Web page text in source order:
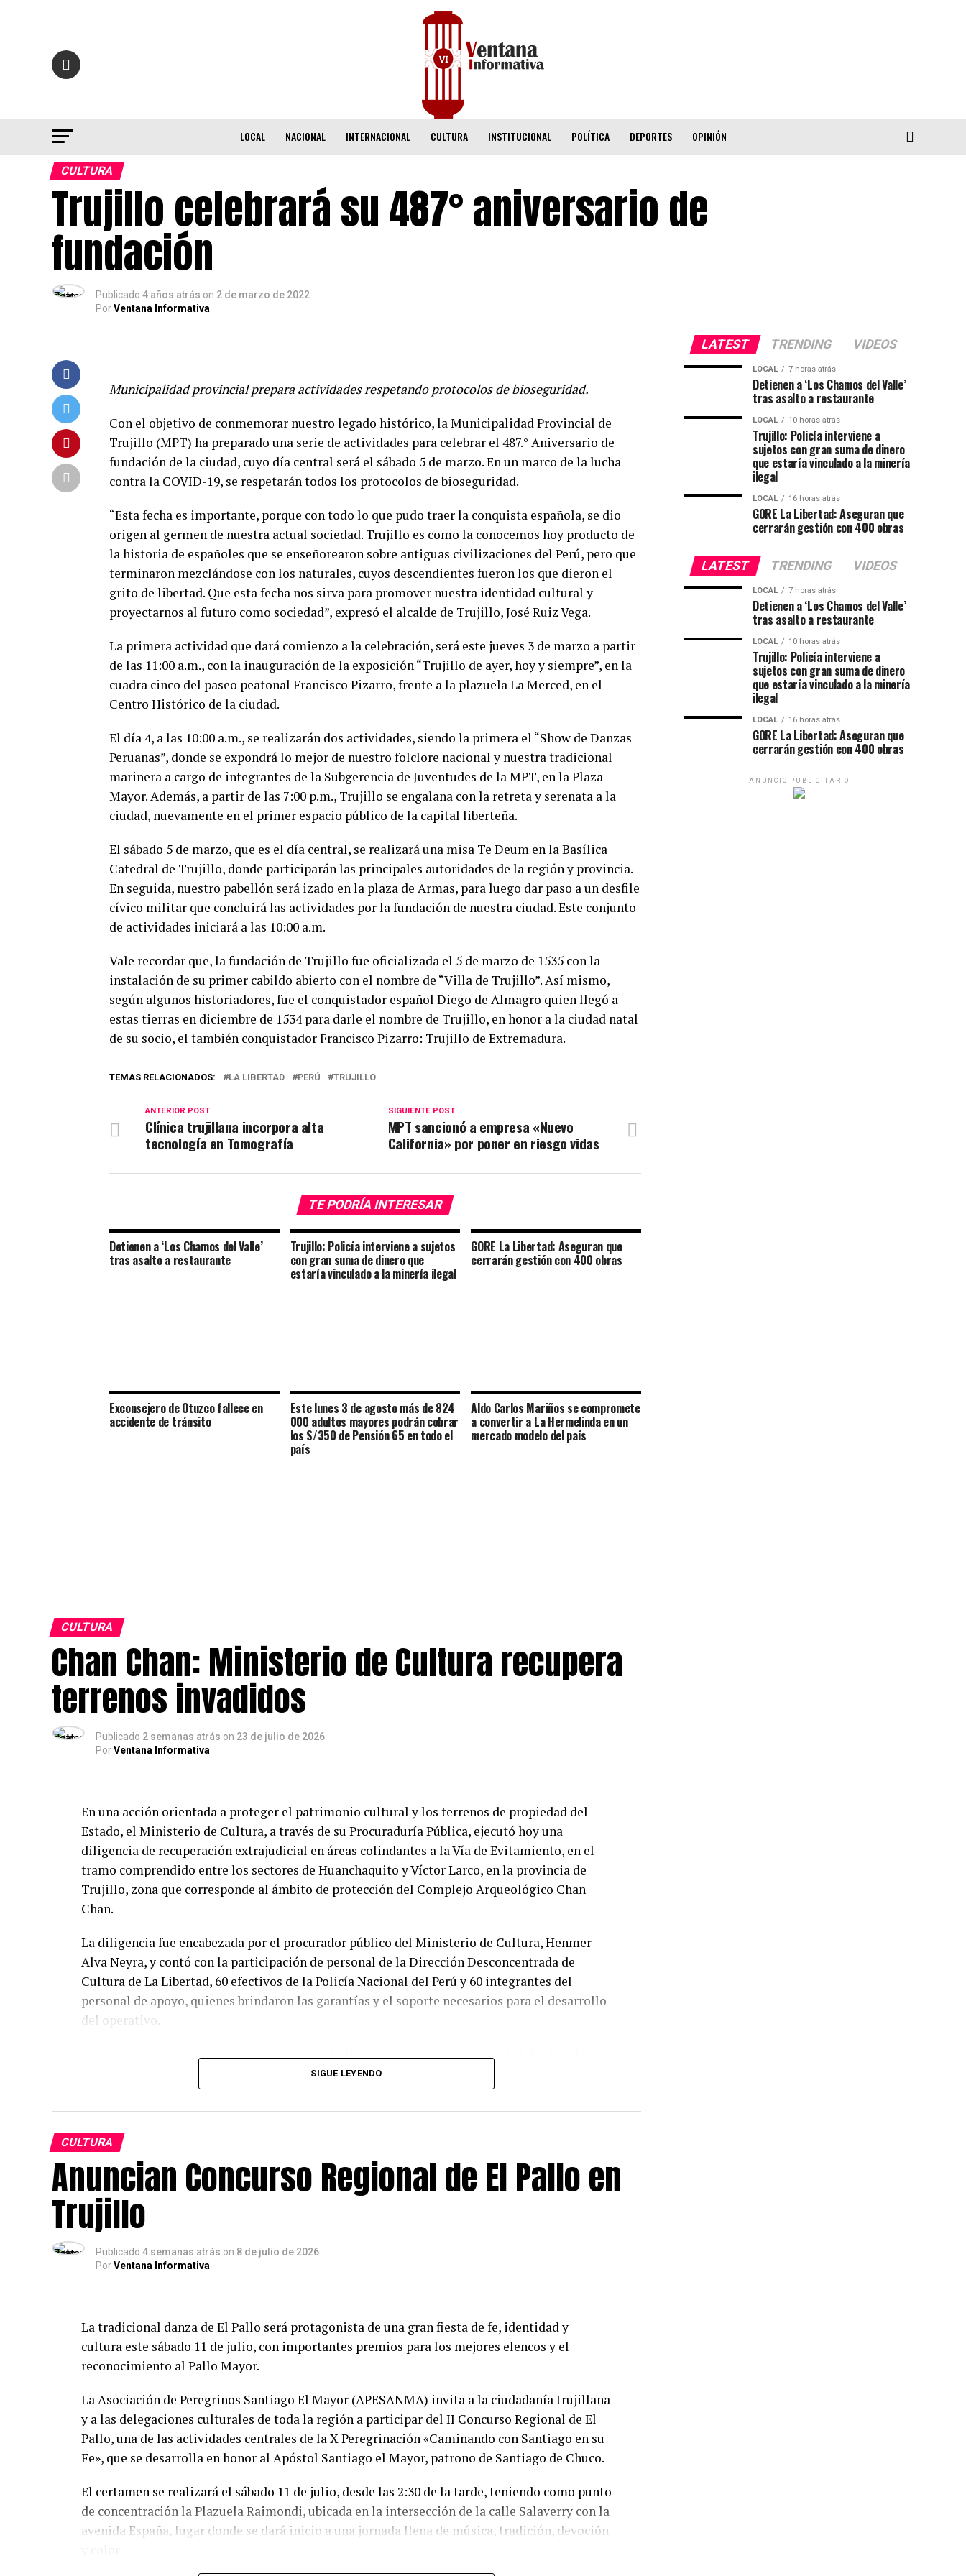
LOCAL NACIONAL INTERNACIONAL CULTURA INSTITUCIONAL POLÍTICA DEPORTES OPINIÓN
CULTURA
Trujillo celebrará su 487° aniversario de
fundación
Publicado 4 años atrás on 2 de marzo de 2022
PorVentana Informativa
Municipalidad provincial prepara actividades respetando protocolos de bioseguridad.
Con el objetivo de conmemorar nuestro legado histórico, la Municipalidad Provincial de
Trujillo (MPT) ha preparado una serie de actividades para celebrar el 487.° Aniversario de
fundación de la ciudad, cuyo día central será el sábado 5 de marzo. En un marco de la lucha
contra la COVID-19, se respetarán todos los protocolos de bioseguridad.
“Esta fecha es importante, porque con todo lo que pudo traer la conquista española, se dio
origen al germen de nuestra actual sociedad. Trujillo es como la conocemos hoy producto de
la historia de españoles que se enseñorearon sobre antiguas civilizaciones del Perú, pero que
terminaron mezclándose con los naturales, cuyos descendientes fueron los que dieron el
grito de libertad. Que esta fecha nos sirva para promover nuestra identidad cultural y
proyectarnos al futuro como sociedad”, expresó el alcalde de Trujillo, José Ruiz Vega.
La primera actividad que dará comienzo a la celebración, será este jueves 3 de marzo a partir
de las 11:00 a.m., con la inauguración de la exposición “Trujillo de ayer, hoy y siempre”, en la
cuadra cinco del paseo peatonal Francisco Pizarro, frente a la plazuela La Merced, en el
Centro Histórico de la ciudad.
El día 4, a las 10:00 a.m., se realizarán dos actividades, siendo la primera el “Show de Danzas
Peruanas”, donde se expondrá lo mejor de nuestro folclore nacional y nuestra tradicional
marinera a cargo de integrantes de la Subgerencia de Juventudes de la MPT, en la Plaza
Mayor. Además, a partir de las 7:00 p.m., Trujillo se engalana con la retreta y serenata a la
ciudad, nuevamente en el primer espacio público de la capital liberteña.
El sábado 5 de marzo, que es el día central, se realizará una misa Te Deum en la Basílica
Catedral de Trujillo, donde participarán las principales autoridades de la región y provincia.
En seguida, nuestro pabellón será izado en la plaza de Armas, para luego dar paso a un desfile
cívico militar que concluirá las actividades por la fundación de nuestra ciudad. Este conjunto
de actividades iniciará a las 10:00 a.m.
Vale recordar que, la fundación de Trujillo fue oficializada el 5 de marzo de 1535 con la
instalación de su primer cabildo abierto con el nombre de “Villa de Trujillo”. Así mismo,
según algunos historiadores, fue el conquistador español Diego de Almagro quien llegó a
estas tierras en diciembre de 1534 para darle el nombre de Trujillo, en honor a la ciudad natal
de su socio, el también conquistador Francisco Pizarro: Trujillo de Extremadura.
TEMAS RELACIONADOS: LA LIBERTAD PERÚ TRUJILLO
SIGUIENTE POST
MPT sancionó a empresa «Nuevo
California» por poner en riesgo vidas
ANTERIOR POST
Clínica trujillana incorpora alta
tecnología en Tomografía
TE PODRÍA INTERESAR
Detienen a ‘Los Chamos del Valle’
tras asalto a restaurante
Trujillo: Policía interviene a sujetos
con gran suma de dinero que
estaría vinculado a la minería ilegal
GORE La Libertad: Aseguran que
cerrarán gestión con 400 obras
Exconsejero de Otuzco fallece en
accidente de tránsito
Este lunes 3 de agosto más de 824
000 adultos mayores podrán cobrar
los S/350 de Pensión 65 en todo el
país
Aldo Carlos Mariños se compromete
a convertir a La Hermelinda en un
mercado modelo del país
CULTURA
Chan Chan: Ministerio de Cultura recupera
terrenos invadidos
Publicado 2 semanas atrás on 23 de julio de 2026
PorVentana Informativa
En una acción orientada a proteger el patrimonio cultural y los terrenos de propiedad del
Estado, el Ministerio de Cultura, a través de su Procuraduría Pública, ejecutó hoy una
diligencia de recuperación extrajudicial en áreas colindantes a la Vía de Evitamiento, en el
tramo comprendido entre los sectores de Huanchaquito y Víctor Larco, en la provincia de
Trujillo, zona que corresponde al ámbito de protección del Complejo Arqueológico Chan
Chan.
La diligencia fue encabezada por el procurador público del Ministerio de Cultura, Henmer
Alva Neyra, y contó con la participación de personal de la Dirección Desconcentrada de
Cultura de La Libertad, 60 efectivos de la Policía Nacional del Perú y 60 integrantes del
personal de apoyo, quienes brindaron las garantías y el soporte necesarios para el desarrollo
del operativo.
Durante el operativo se constató la ocupación ilegal de terrenos de propiedad del Estado
ubicados dentro del perímetro de protección del Complejo Arqueológico Chan Chan. En el
área intervenida se encontraron estructuras precarias y elementos utilizados para delimitar
las ocupaciones, como palos, mantas, cercos y acumulación de desmonte, además de terrenos
destinados principalmente al cultivo de productos agrícolas como zapallo y tomate.
La diligencia permitió recuperar una franja de terrenos de más de 8 kilómetros, ubicada a
ambos lados de la Vía de Evitamiento, que venía siendo ocupada de manera irregular. Con
esta acción, el Estado restituye la posesión de estos predios y fortalece las medidas de
protección del patrimonio cultural de la Nación.
“El objetivo es restituir estos terrenos a la posesión del Estado, impedir la consolidación de
sostuvo el procurador público del Ministerio de Cultura, Henmer Alva Neyra.
La diligencia se desarrolló de manera pacífica, sin registrarse actos de violencia ni personas
extrajudicial de terrenos de propiedad del Estado.
Esta intervención forma parte del trabajo sostenido que impulsa el Ministerio de Cultura
para recuperar y proteger el entorno del Complejo Arqueológico Chan Chan. Asimismo,
ubicados a ambos lados de la Vía de Evitamiento, contribuyendo a la conservación del
entorno de este sitio inscrito en la Lista del Patrimonio Mundial de la UNESCO.
SIGUE LEYENDO
CULTURA
Anuncian Concurso Regional de El Pallo en
Trujillo
Publicado 4 semanas atrás on 8 de julio de 2026
PorVentana Informativa
La tradicional danza de El Pallo será protagonista de una gran fiesta de fe, identidad y
cultura este sábado 11 de julio, con importantes premios para los mejores elencos y el
reconocimiento al Pallo Mayor.
La Asociación de Peregrinos Santiago El Mayor (APESANMA) invita a la ciudadanía trujillana
y a las delegaciones culturales de toda la región a participar del II Concurso Regional de El
Pallo, una de las actividades centrales de la X Peregrinación «Caminando con Santiago en su
Fe», que se desarrolla en honor al Apóstol Santiago el Mayor, patrono de Santiago de Chuco.
El certamen se realizará el sábado 11 de julio, desde las 2:30 de la tarde, teniendo como punto
de concentración la Plazuela Raimondi, ubicada en la intersección de la calle Salaverry con la
avenida España, lugar donde se dará inicio a una jornada llena de música, tradición, devoción
LATEST TRENDING VIDEOS
LOCAL 7 horas atrás
Detienen a ‘Los Chamos del Valle’
tras asalto a restaurante
LOCAL 10 horas atrás
Trujillo: Policía interviene a
sujetos con gran suma de dinero
que estaría vinculado a la minería
ilegal
LOCAL 16 horas atrás
GORE La Libertad: Aseguran que
cerrarán gestión con 400 obras
LATEST TRENDING VIDEOS
LOCAL 7 horas atrás
Detienen a ‘Los Chamos del Valle’
tras asalto a restaurante
LOCAL 10 horas atrás
Trujillo: Policía interviene a
sujetos con gran suma de dinero
que estaría vinculado a la minería
ilegal
LOCAL 16 horas atrás
GORE La Libertad: Aseguran que
cerrarán gestión con 400 obras
ANUNCIO PUBLICITARIO